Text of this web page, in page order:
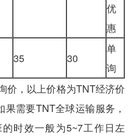
优
惠
35 30
单
询
，以上价格为TNT经济价
需要TNT全球运输服务，
时效一般为5~7工作日左